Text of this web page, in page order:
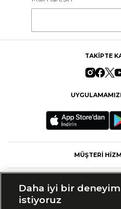
TAKİPTE
MÜŞTERİ
Daha iyi bir
istiyoruz